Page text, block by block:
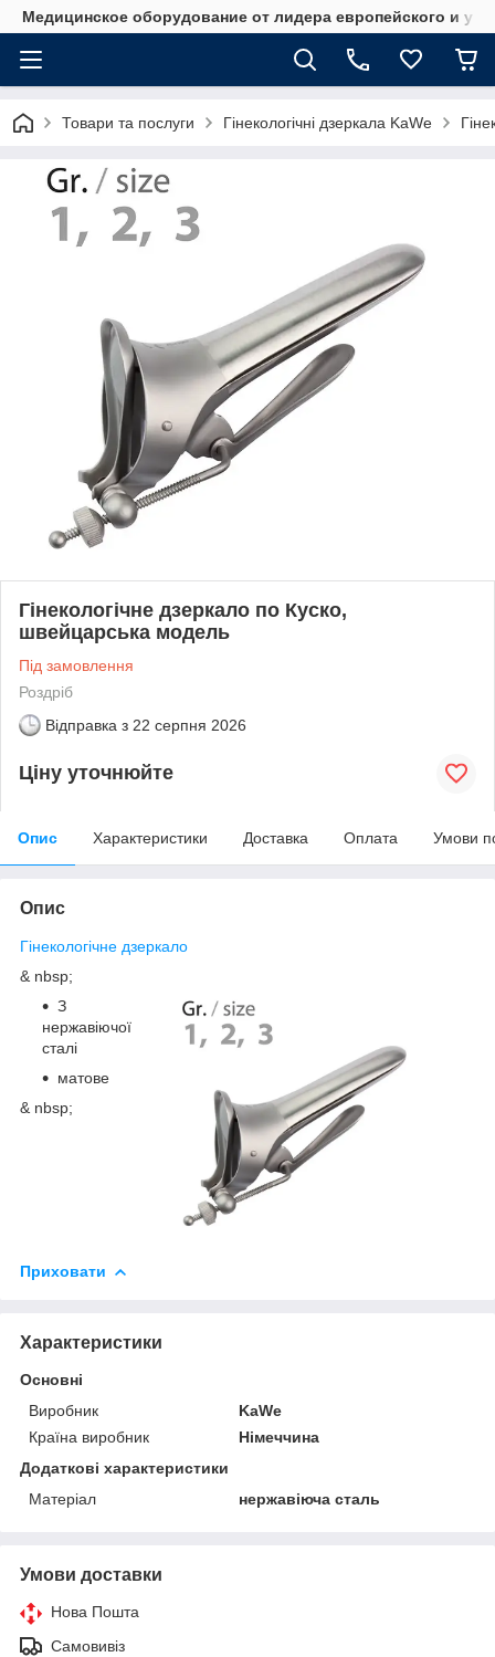
Медицинское оборудование от лидера европейского и
Товари та послуги Гінекологічні дзеркала KaWe
Гінекологічне дзеркало по Куско,
швейцарська модель
Під замовлення
Роздріб
Відправка з 22 серпня 2026
Ціну уточнюйте
Опис Характеристики Доставка Оплата Умови
Опис
Гінекологічне дзеркало
& nbsp;
З
нержавіючої
сталі
матове
& nbsp;
Приховати
Характеристики
Основні
Виробник
KaWe
Країна виробник
Німеччина
Додаткові характеристики
Матеріал
нержавіюча сталь
Умови доставки
Нова Пошта
Самовивіз